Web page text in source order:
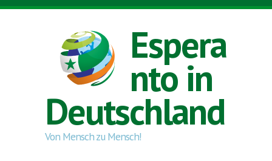
Direkt zum Inhalt
Espera
nto in
Deutschland
Von Mensch zu Mensch!